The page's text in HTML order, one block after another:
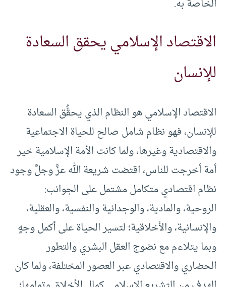
الخاصة به.
الاقتصاد الإسلامي يحقق السعادة
للإنسان
الاقتصاد الإسلامي هو النظام الذي يحقُّق السعادة
للإنسان، فهو نظام شامل صالح للحياة الاجتماعية
والاقتصادية وغيرها، ولما كانت الأمة الإسلامية خير
أمة أخرجت للناس، اقتضت شريعة الله عزَّ وجلَّ وجود
نظام اقتصادي متكامل مشتمل على الجوانب:
الروحية، والمادية، والوجدانية والنفسية، والعقلية،
والإنسانية، والأخلاقية؛ لتسير الحياة على أكمل وجهٍ
وبما يتلاءم مع نضوج العقل البشري والتطور
الحضاري والاقتصادي عبر العصور المختلفة، ولما كان